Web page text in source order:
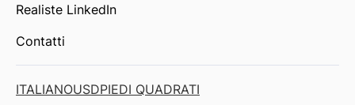
Realiste LinkedIn
Contatti
ITALIANOUSDPIEDI QUADRATI